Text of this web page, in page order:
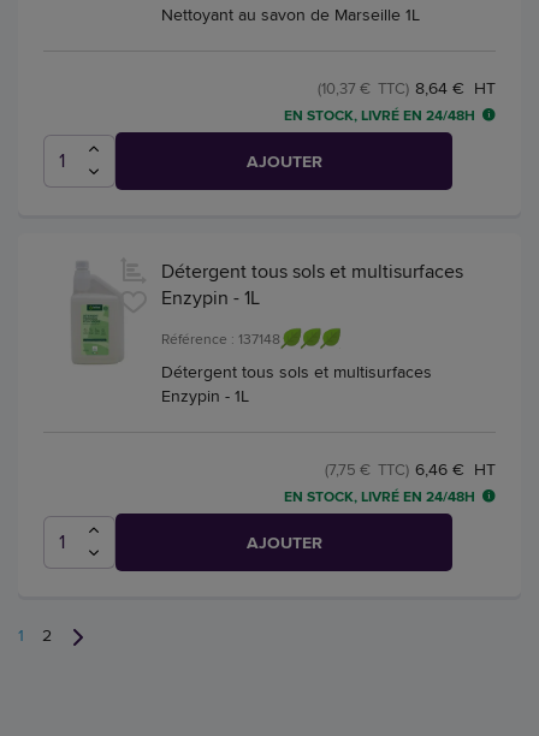
Nettoyant au savon de Marseille 1L
8,64 € HT
(10,37 € TTC)
EN STOCK, LIVRÉ EN 24/48H
AJOUTER
Détergent tous sols et multisurfaces
Enzypin - 1L
Référence : 137148
Détergent tous sols et multisurfaces
Enzypin - 1L
6,46 € HT
(7,75 € TTC)
EN STOCK, LIVRÉ EN 24/48H
AJOUTER
1 2